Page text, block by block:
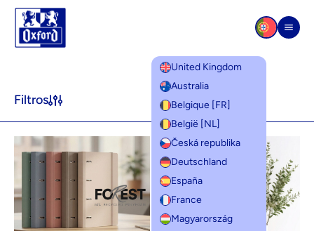
Saltar para o conteúdo
United Kingdom
Australia
Belgique [FR]
België [NL]
Česká republika
Deutschland
España
France
Magyarország
Linhas de produtos
Filtros